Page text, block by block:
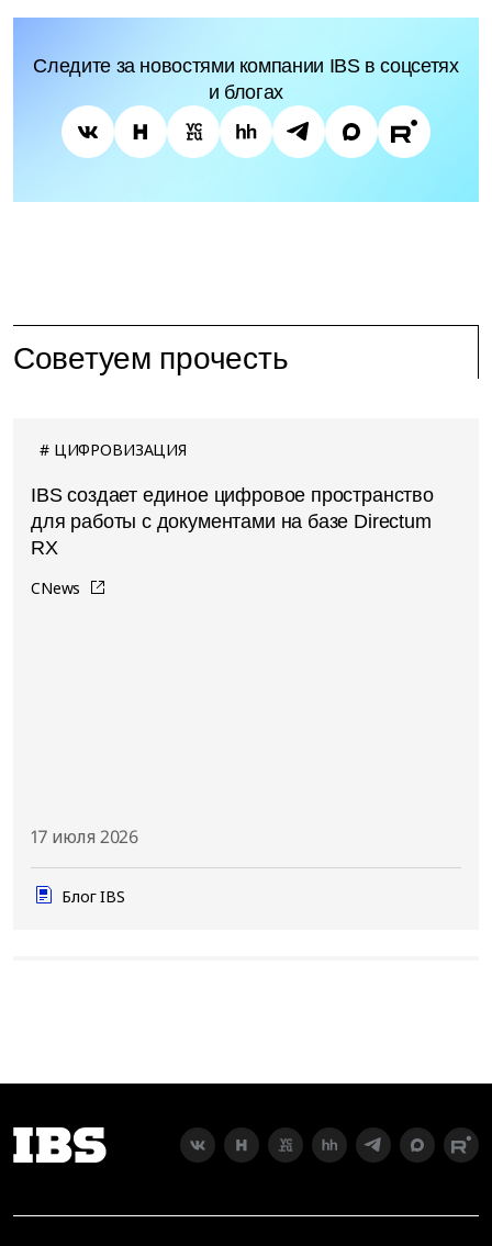
Следите за новостями компании IBS в соцсетях
и блогах
Советуем прочесть
ЦИФРОВИЗАЦИЯ
IBS создает единое цифровое пространство
для работы с документами на базе Directum
RX
CNews
17 июля 2026
Блог IBS